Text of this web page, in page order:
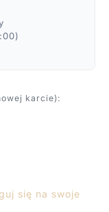
karcie):
się na swoje